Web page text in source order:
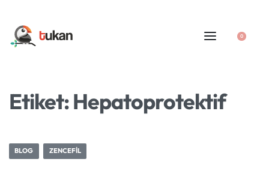
0
Etiket:Hepatoprotektif
BLOG ZENCEFIL